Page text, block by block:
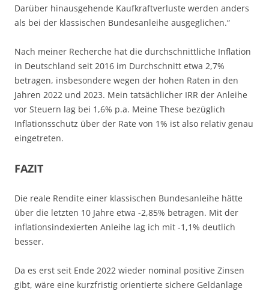
Darüber hinausgehende Kaufkraftverluste werden anders
als bei der klassischen Bundesanleihe ausgeglichen.“
Nach meiner Recherche hat die durchschnittliche Inflation
in Deutschland seit 2016 im Durchschnitt etwa 2,7%
betragen, insbesondere wegen der hohen Raten in den
Jahren 2022 und 2023. Mein tatsächlicher IRR der Anleihe
vor Steuern lag bei 1,6% p.a. Meine These bezüglich
Inflationsschutz über der Rate von 1% ist also relativ genau
eingetreten.
FAZIT
Die reale Rendite einer klassischen Bundesanleihe hätte
über die letzten 10 Jahre etwa -2,85% betragen. Mit der
inflationsindexierten Anleihe lag ich mit -1,1% deutlich
besser.
Da es erst seit Ende 2022 wieder nominal positive Zinsen
gibt, wäre eine kurzfristig orientierte sichere Geldanlage